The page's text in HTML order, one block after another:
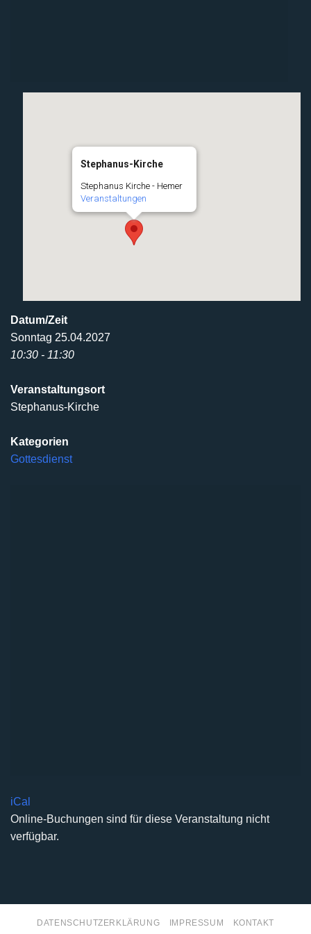
Stephanus-Kirche
Stephanus Kirche - Hemer
Veranstaltungen
Datum/Zeit
Sonntag 25.04.2027
10:30 - 11:30
Veranstaltungsort
Stephanus-Kirche
Kategorien
Gottesdienst
iCal
Online-Buchungen sind für diese Veranstaltung nicht
verfügbar.
DATENSCHUTZERKLÄRUNG IMPRESSUM KONTAKT